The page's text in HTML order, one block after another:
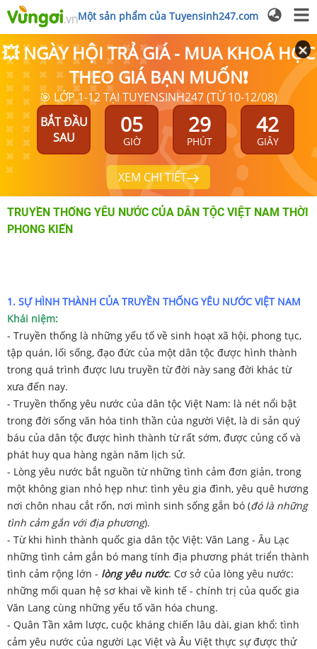
Một sản phẩm của Tuyensinh247.com
💥 NGÀY HỘI TRẢ GIÁ - MUA KHOÁ HỌC
THEO GIÁ BẠN MUỐN❗
🎯 LỚP 1-12 TẠI TUYENSINH247 (TỪ 10-12/08)
BẮT ĐẦU
SAU
05
GIỜ
29
PHÚT
42
GIÂY
XEM CHI TIẾT
TRUYỀN THỐNG YÊU NƯỚC CỦA DÂN TỘC VIỆT NAM THỜI
PHONG KIẾN
1. SỰ HÌNH THÀNH CỦA TRUYỀN THỐNG YÊU NƯỚC VIỆT NAM
Khái niệm:
- Truyền thống là những yếu tố về sinh hoạt xã hội, phong tục,
tập quán, lối sống, đạo đức của một dân tộc được hình thành
trong quá trình được lưu truyền từ đời này sang đời khác từ
xưa đến nay.
- Truyền thống yêu nước của dân tộc Việt Nam: là nét nổi bật
trong đời sống văn hóa tinh thần của người Việt, là di sản quý
báu của dân tộc được hình thành từ rất sớm, được củng cố và
phát huy qua hàng ngàn năm lịch sử.
- Lòng yêu nước bắt nguồn từ những tình cảm đơn giản, trong
một không gian nhỏ hẹp như: tình yêu gia đình, yêu quê hương
nơi chôn nhau cắt rốn, nơi mình sinh sống gắn bó (đó là những
tình cảm gắn với địa phương).
- Từ khi hình thành quốc gia dân tộc Việt: Văn Lang - Âu Lạc
những tình cảm gắn bó mang tính địa phương phát triển thành
tình cảm rộng lớn - lòng yêu nước. Cơ sở của lòng yêu nước:
những mối quan hệ sơ khai về kinh tế - chính trị của quốc gia
Văn Lang cùng những yếu tố văn hóa chung.
- Quân Tần xâm lược, cuộc kháng chiến lâu dài, gian khổ: tình
cảm yêu nước của người Lạc Việt và Âu Việt thực sự được thử